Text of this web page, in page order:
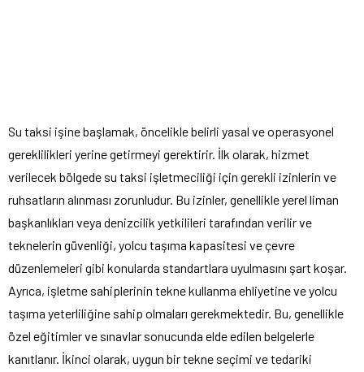
Su taksi işine başlamak, öncelikle belirli yasal ve operasyonel
gereklilikleri yerine getirmeyi gerektirir. İlk olarak, hizmet
verilecek bölgede su taksi işletmeciliği için gerekli izinlerin ve
ruhsatların alınması zorunludur. Bu izinler, genellikle yerel liman
başkanlıkları veya denizcilik yetkilileri tarafından verilir ve
teknelerin güvenliği, yolcu taşıma kapasitesi ve çevre
düzenlemeleri gibi konularda standartlara uyulmasını şart koşar.
Ayrıca, işletme sahiplerinin tekne kullanma ehliyetine ve yolcu
taşıma yeterliliğine sahip olmaları gerekmektedir. Bu, genellikle
özel eğitimler ve sınavlar sonucunda elde edilen belgelerle
kanıtlanır. İkinci olarak, uygun bir tekne seçimi ve tedariki